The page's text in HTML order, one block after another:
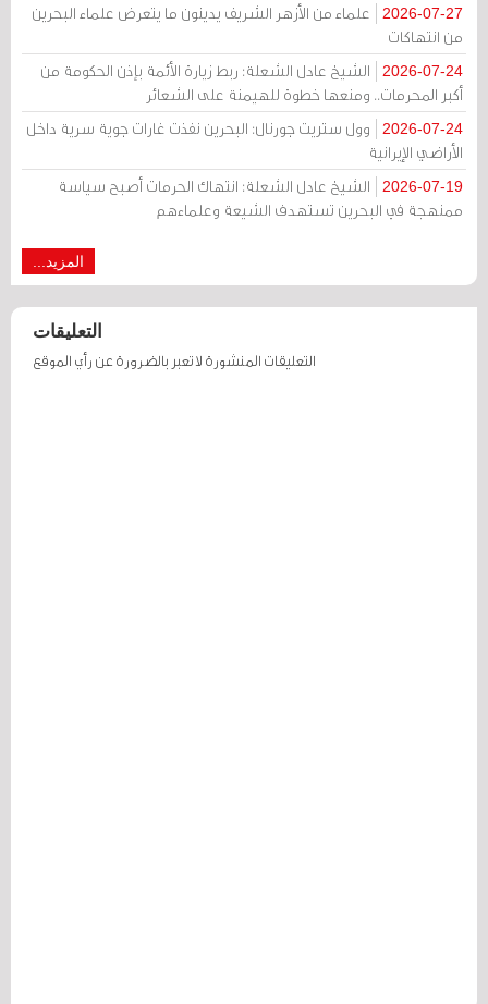
2026-07-27
علماء من الأزهر الشريف يدينون ما يتعرض علماء البحرين
من انتهاكات
2026-07-24
الشيخ عادل الشعلة: ربط زيارة الأئمة بإذن الحكومة من
أكبر المحرمات.. ومنعها خطوة للهيمنة على الشعائر
2026-07-24
وول ستريت جورنال: البحرين نفذت غارات جوية سرية داخل
الأراضي الإيرانية
2026-07-19
الشيخ عادل الشعلة: انتهاك الحرمات أصبح سياسة
ممنهجة في البحرين تستهدف الشيعة وعلماءهم
المزيد...
التعليقات
التعليقات المنشورة لا تعبر بالضرورة عن رأي الموقع